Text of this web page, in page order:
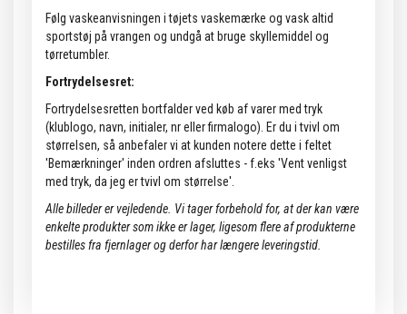
Følg vaskeanvisningen i tøjets vaskemærke og vask altid
sportstøj på vrangen og undgå at bruge skyllemiddel og
tørretumbler.
Fortrydelsesret:
Fortrydelsesretten bortfalder ved køb af varer med tryk
(klublogo, navn, initialer, nr eller firmalogo). Er du i tvivl om
størrelsen, så anbefaler vi at kunden notere dette i feltet
'Bemærkninger' inden ordren afsluttes - f.eks 'Vent venligst
med tryk, da jeg er tvivl om størrelse'.
Alle billeder er vejledende. Vi tager forbehold for, at der kan være
enkelte produkter som ikke er lager, ligesom flere af produkterne
bestilles fra fjernlager og derfor har længere leveringstid.